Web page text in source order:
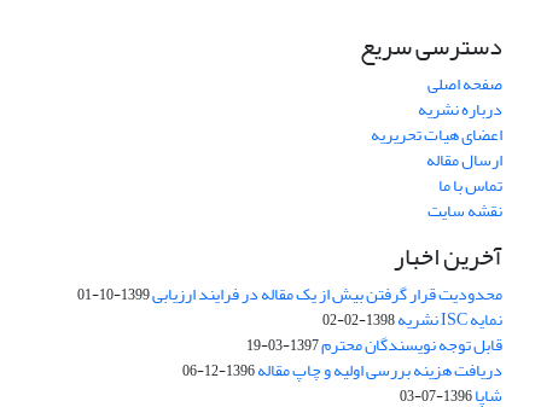
دسترسی سریع
صفحه اصلی
درباره نشریه
اعضای هیات تحریریه
ارسال مقاله
تماس با ما
نقشه سایت
آخرین اخبار
محدودیت قرار گرفتن بیش از یک مقاله در فرایند ارزیابی1399-10-01
نمایه ISC نشریه 1398-02-02
قابل توجه نویسندگان محترم1397-03-19
دریافت هزینه بررسی اولیه و چاپ مقاله1396-12-06
شاپا1396-07-03